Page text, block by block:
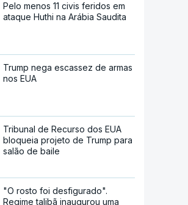
Pelo menos 11 civis feridos em
ataque Huthi na Arábia Saudita
Trump nega escassez de armas
nos EUA
Tribunal de Recurso dos EUA
bloqueia projeto de Trump para
salão de baile
"O rosto foi desfigurado".
Regime talibã inaugurou uma